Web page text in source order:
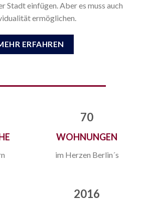
Stadt einfügen. Aber es muss auch
ermöglichen.
ERFAHREN
70
WOHNUNGEN
im Herzen Berlin´s
2016